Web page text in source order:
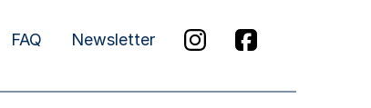
FAQ Newsletter